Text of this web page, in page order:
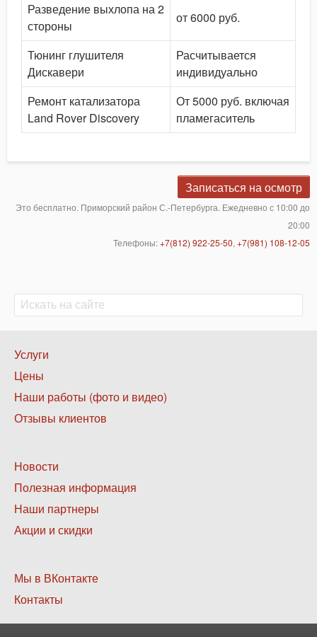
Разведение выхлопа на 2
стороны
от 6000 руб.
Тюнинг глушителя
Дискавери
Расчитывается
индивидуально
Ремонт катализатора
Land Rover Discovery
От 5000 руб. включая
пламегаситель
Записаться на осмотр
Это бесплатно. Приморский район С.-Петербурга. Ежедневно с 10:00 до
20:00
Телефоны:+7(812) 922-25-50, +7(981) 108-12-05
Поиск
Поиск
Нижнее
меню
1
Услуги
Цены
Наши работы (фото и видео)
Отзывы клиентов
Нижнее
меню
2
Новости
Полезная информация
Наши партнеры
Акции и скидки
Нижнее
меню
3
Мы в ВКонтакте
Контакты